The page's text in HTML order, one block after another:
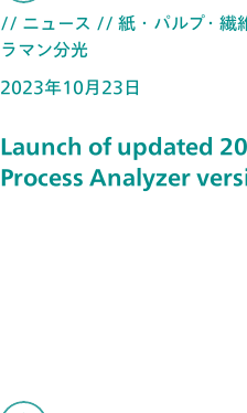
// ニュース // 紙・パルプ・繊
ラマン分光
2023年10月23日
Launch of updated
Process Analyzer